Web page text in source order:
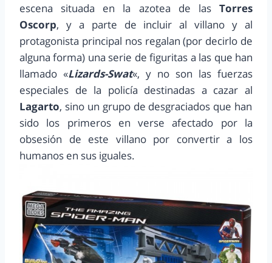
escena situada en la azotea de las Torres
Oscorp, y a parte de incluir al villano y al
protagonista principal nos regalan (por decirlo de
alguna forma) una serie de figuritas a las que han
llamado «Lizards-Swat«, y no son las fuerzas
especiales de la policía destinadas a cazar al
Lagarto, sino un grupo de desgraciados que han
sido los primeros en verse afectado por la
obsesión de este villano por convertir a los
humanos en sus iguales.